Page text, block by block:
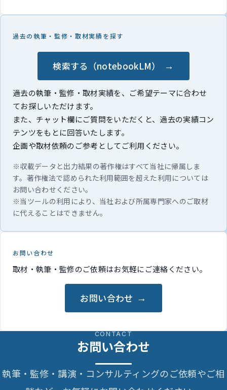
過去の執筆・監修・取材実績を探す
検索する（notebookLM）
過去の執筆・監修・取材実績を、ご希望テーマに合わせ
てお探しいただけます。
また、チャット欄にご質問をいただくと、過去の実績コン
テンツをもとに回答いたします。
企画や取材依頼のご参考としてご利用ください。
※収載データと出力結果の著作権はすべて当社に帰属しま
す。著作権法で認められた利用範囲を超えた利用については
お問い合わせください。
※当ツールの利用により、当社および所属専門家へのご取材
に代えることはできません。
お問い合わせ
取材・執筆・監修のご依頼はお気軽にご連絡ください。
お問い合わせ
CONTACT
お問い合わせ
執筆・監修・講演・コンサルティングのご依頼やご相